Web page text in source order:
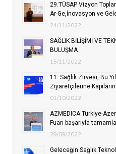
29.TÜSAP Vizyon
Ar-Ge,İnovasyon ve
24/11/2022
SAĞLIK BİLİŞİMİ VE
BULUŞMA
15/11/2022
11. Sağlık Zirvesi, Bu
Ziyaretçilerine
01/10/2022
AZMEDICA Türkiye-
Fuarı başarıyla
29/09/2022
Geleceğin Sağlık